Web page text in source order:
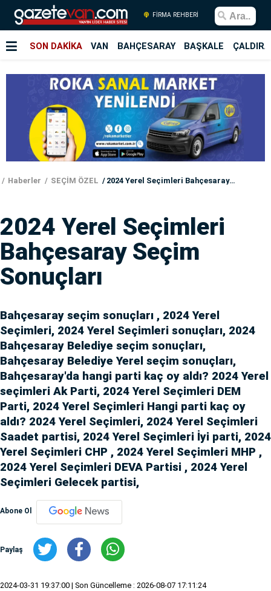
FİRMA REHBERİ
SON DAKİKA VAN BAHÇESARAY BAŞKALE
Haberler SEÇİM ÖZEL 2024 Yerel Seçimleri Bahçesaray Seçim Sonuçları
2024 Yerel Seçimleri
Bahçesaray Seçim
Sonuçları
Bahçesaray seçim sonuçları , 2024 Yerel
Seçimleri, 2024 Yerel Seçimleri sonuçları, 2024
Bahçesaray Belediye seçim sonuçları,
Bahçesaray Belediye Yerel seçim sonuçları,
Bahçesaray'da hangi parti kaç oy aldı? 2024 Yerel
seçimleri Ak Parti, 2024 Yerel Seçimleri DEM
Parti, 2024 Yerel Seçimleri Hangi parti kaç oy
aldı? 2024 Yerel Seçimleri, 2024 Yerel Seçimleri
Saadet partisi, 2024 Yerel Seçimleri İyi parti, 2024
Yerel Seçimleri CHP , 2024 Yerel Seçimleri MHP ,
2024 Yerel Seçimleri DEVA Partisi , 2024 Yerel
Seçimleri Gelecek partisi,
Abone Ol
Paylaş
2024-03-31 19:37:00 | Son Güncelleme : 2026-08-07 17:11:24